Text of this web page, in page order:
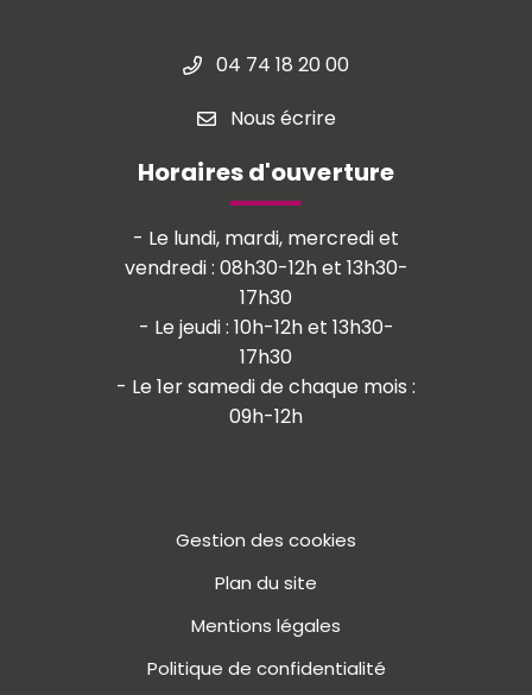
04 74 18 20 00
Nous écrire
Horaires d'ouverture
- Le lundi, mardi, mercredi et
vendredi : 08h30-12h et 13h30-
17h30
- Le jeudi : 10h-12h et 13h30-
17h30
- Le 1er samedi de chaque mois :
09h-12h
Gestion des cookies
Plan du site
Mentions légales
Politique de confidentialité